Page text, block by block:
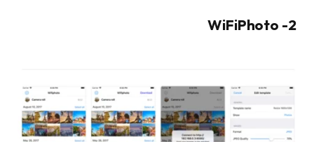
2- WiFiPhoto